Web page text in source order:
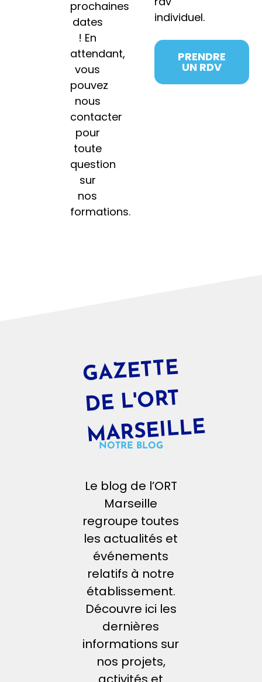
prochaines
dates
! En
attendant,
vous
pouvez
nous
contacter
pour
toute
question
sur
nos
formations.
individuel.
PRENDRE
UN RDV
GAZETTE
DE L'
ORT
MARSEILLE
NOTRE BLOG
Le blog de l’ORT
Marseille
regroupe toutes
les actualités et
événements
relatifs à notre
établissement.
Découvre ici les
dernières
informations sur
nos projets,